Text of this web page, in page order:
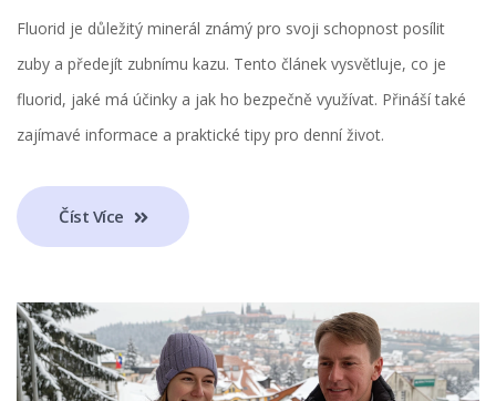
Fluorid je důležitý minerál známý pro svoji schopnost posílit
zuby a předejít zubnímu kazu. Tento článek vysvětluje, co je
fluorid, jaké má účinky a jak ho bezpečně využívat. Přináší také
zajímavé informace a praktické tipy pro denní život.
Číst Více